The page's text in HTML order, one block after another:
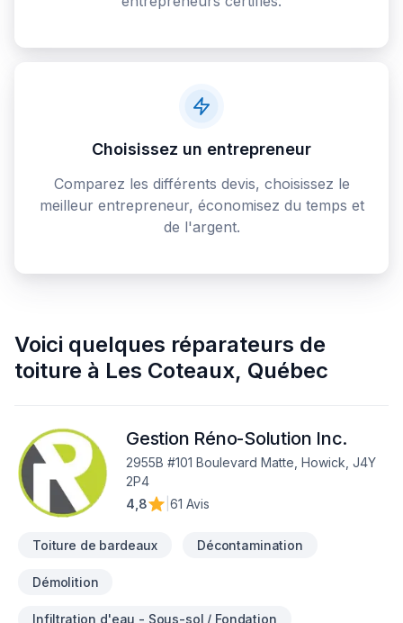
Choisissez un entrepreneur
Comparez les différents devis, choisissez le
meilleur entrepreneur, économisez du temps et
de l'argent.
Voici quelques réparateurs de
toiture à Les Coteaux, Québec
Gestion Réno-Solution Inc.
2955B #101 Boulevard Matte, Howick, J4Y
2P4
4,8
61 Avis
Toiture de bardeaux Décontamination
Démolition
Infiltration d'eau - Sous-sol / Fondation